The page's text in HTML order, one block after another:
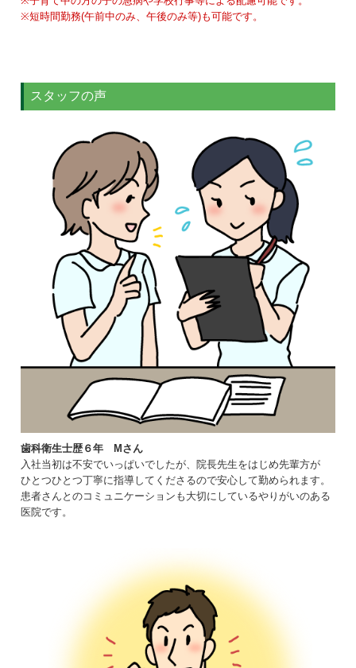
※短時間勤務(午前中のみ、午後のみ等)も可能です。
スタッフの声
歯科衛生士歴６年 Mさん
入社当初は不安でいっぱいでしたが、院長先生をはじめ先輩方が
ひとつひとつ丁寧に指導してくださるので安心して勤められます。
患者さんとのコミュニケーションも大切にしているやりがいのある
医院です。